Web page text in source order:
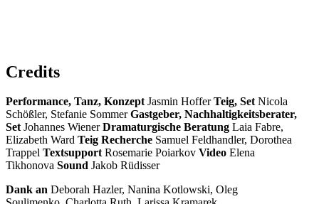
Credits
Performance, Tanz, KonzeptJasmin HofferTeig, SetNicola
Schößler, Stefanie SommerGastgeber, Nachhaltigkeitsberater,
SetJohannes WienerDramaturgische Beratung Laia Fabre,
Elizabeth Ward Teig Recherche Samuel Feldhandler, Dorothea
Trappel TextsupportRosemarie Poiarkov Video Elena
Tikhonova Sound Jakob Rüdisser
Dank an Deborah Hazler, Nanina Kotlowski, Oleg